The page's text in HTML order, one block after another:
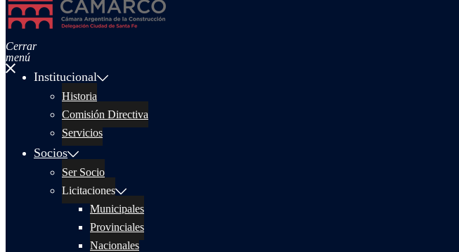
Cerrar
menú
Institucional
Historia
Comisión Directiva
Servicios
Socios
Ser Socio
Licitaciones
Municipales
Provinciales
Nacionales